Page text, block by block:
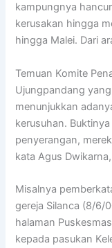
kampungnya
kerusakan hingga
hingga Malei. Dari
Temuan Komite
Ujungpandang
menunjukkan
kerusuhan.
penyerangan,
kata Agus
Misalnya
gereja Silanca (8/6/
halaman
kepada pasukan